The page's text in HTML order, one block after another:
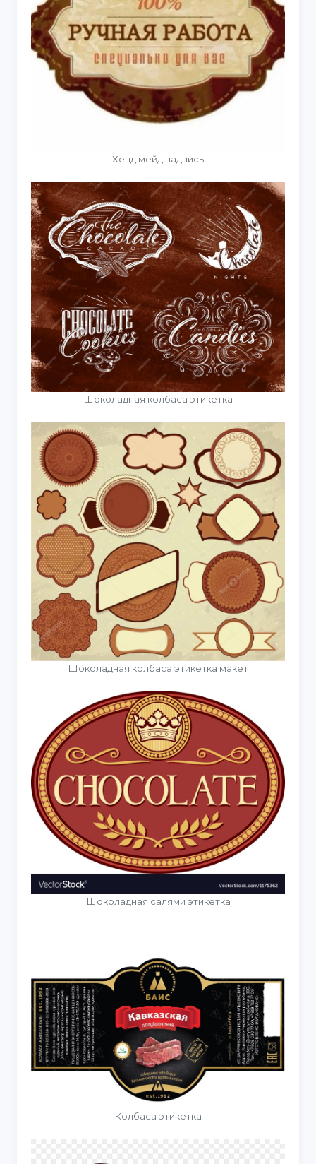
Хенд мейд надпись
Шоколадная колбаса этикетка
Шоколадная колбаса этикетка макет
Шоколадная салями этикетка
Колбаса этикетка